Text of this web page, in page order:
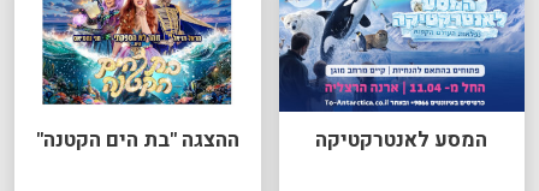
המסע לאנטרקטיקה ההצגה "בת הים הקטנה"